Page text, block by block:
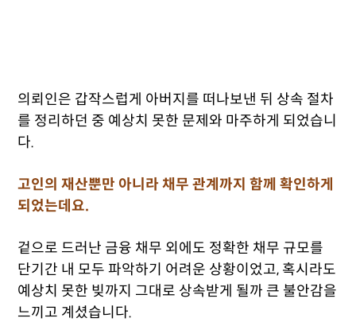
의뢰인은 갑작스럽게 아버지를 떠나보낸 뒤 상속 절차
를 정리하던 중 예상치 못한 문제와 마주하게 되었습니
다.
고인의 재산뿐만 아니라 채무 관계까지 함께 확인하게
되었는데요.
겉으로 드러난 금융 채무 외에도 정확한 채무 규모를
단기간 내 모두 파악하기 어려운 상황이었고, 혹시라도
예상치 못한 빚까지 그대로 상속받게 될까 큰 불안감을
느끼고 계셨습니다.